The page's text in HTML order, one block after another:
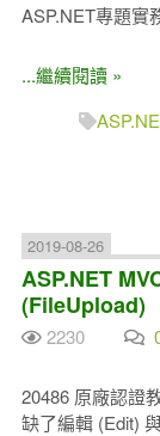
ASP.NET專題實
...繼續閱讀 »
2019-08-26
ASP.NET
(FileUpload)
2230
20486 原廠認證
缺了編輯 (Edit)